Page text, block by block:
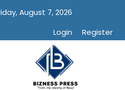
August 7, 2026
Login
Register